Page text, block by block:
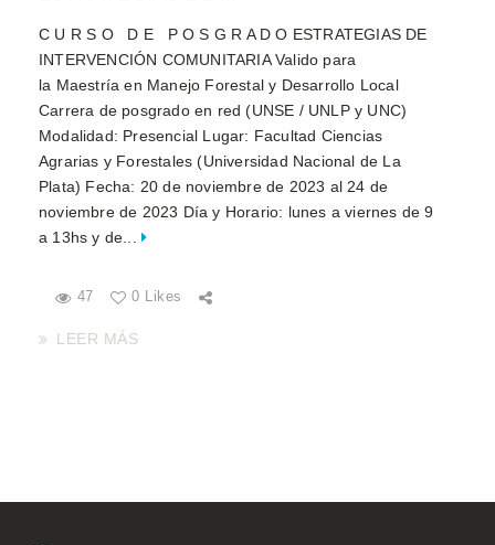
C U R S O D E P O S G R A D O ESTRATEGIAS DE
INTERVENCIÓN COMUNITARIA Valido para
la Maestría en Manejo Forestal y Desarrollo Local
Carrera de posgrado en red (UNSE / UNLP y UNC)
Modalidad: Presencial Lugar: Facultad Ciencias
Agrarias y Forestales (Universidad Nacional de La
Plata) Fecha: 20 de noviembre de 2023 al 24 de
noviembre de 2023 Día y Horario: lunes a viernes de 9
a 13hs y de...
47 0 Likes
LEER MÁS